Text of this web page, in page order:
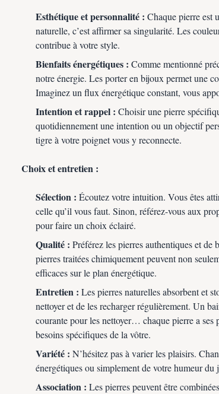
Esthétique et personnalité : Chaque pierre est
naturelle, c’est affirmer sa singularité. Les
contribue à votre style.
Bienfaits énergétiques : Comme mentionné
notre énergie. Les porter en bijoux permet une
Imaginez un flux énergétique constant, vous
Intention et rappel : Choisir une pierre
quotidiennement une intention ou un objectif
tigre à votre poignet vous y reconnecte.
Choix et entretien :
Sélection : Écoutez votre intuition. Vous êtes
celle qu’il vous faut. Sinon, référez-vous aux
pour faire un choix éclairé.
Qualité : Préférez les pierres authentiques et
pierres traitées chimiquement peuvent non
efficaces sur le plan énergétique.
Entretien : Les pierres naturelles absorbent et
nettoyer et de les recharger régulièrement. Un
courante pour les nettoyer… chaque pierre a ses
besoins spécifiques de la vôtre.
Variété : N’hésitez pas à varier les plaisirs.
énergétiques ou simplement de votre humeur
Association : Les pierres peuvent être